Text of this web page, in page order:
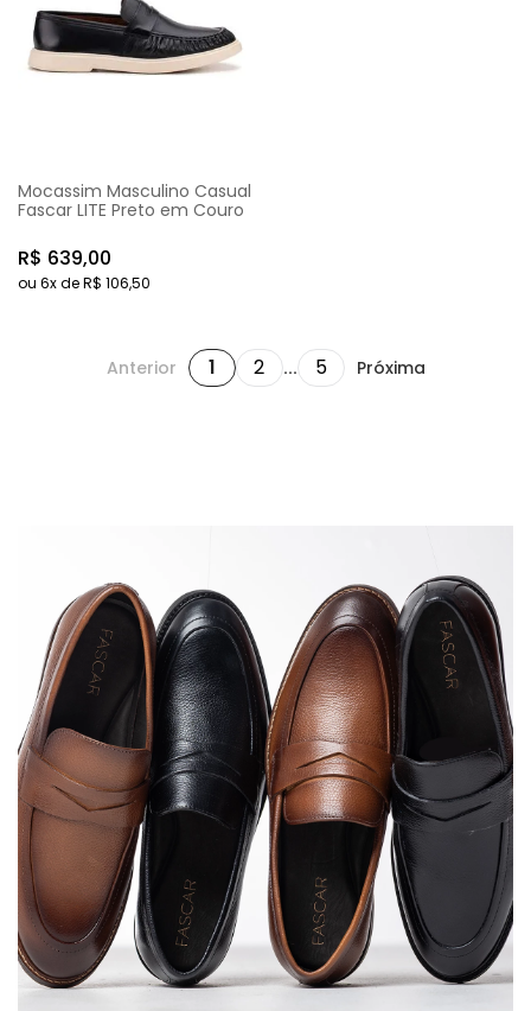
Mocassim Masculino Casual
Fascar LITE Preto em Couro
R$ 639,00
ou 6x deR$ 106,50
Anterior 1 2 ... 5 Próxima